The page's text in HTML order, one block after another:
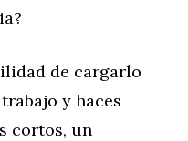
de cargarlo
y haces
cortos, un